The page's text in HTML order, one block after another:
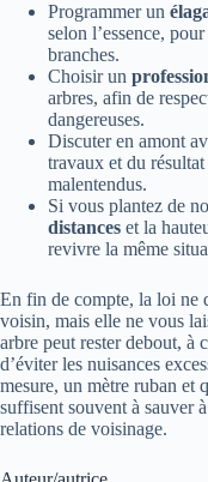
Programmer un
selon l’essence,
branches.
Choisir un
arbres, afin de
dangereuses.
Discuter en amont
travaux et du
malentendus.
Si vous plantez de
distances et la
revivre la même
En fin de compte, la loi ne
voisin, mais elle ne vous
arbre peut rester debout, à
d’éviter les nuisances
mesure, un mètre ruban et
suffisent souvent à sauver
relations de voisinage.